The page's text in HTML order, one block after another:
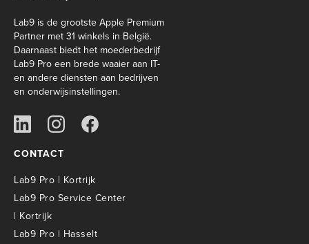
Lab9 is de grootste Apple Premium
Partner met 31 winkels in België.
Daarnaast biedt het moederbedrijf
Lab9 Pro een brede waaier aan IT-
en andere diensten aan bedrijven
en onderwijsinstellingen.
CONTACT
Lab9 Pro | Kortrijk
Lab9 Pro Service Center
| Kortrijk
Lab9 Pro | Hasselt